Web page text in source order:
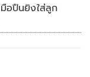
อปืนยิงใส่ลูก